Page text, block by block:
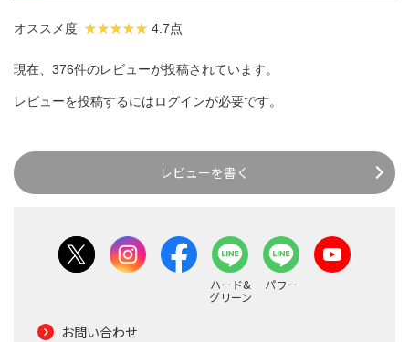
オススメ度 4.7点
現在、376件のレビューが投稿されています。
レビューを投稿するにはログインが必要です。
レビューを書く
ハード&
グリーン
パワー
お問い合わせ